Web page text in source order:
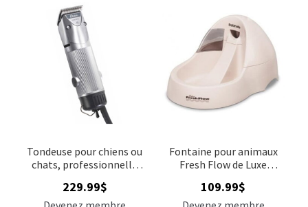
Tondeuse pour chiens ou
chats, professionnelle
229.99$
Fontaine pour animaux
Fresh Flow de Luxe
109.99$